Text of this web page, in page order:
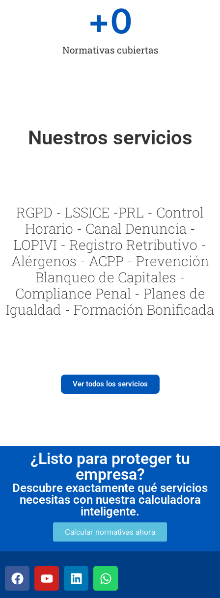
Normativas cubiertas
+0
Nuestros servicios
RGPD - LSSICE -PRL - Control
Horario - Canal Denuncia -
LOPIVI - Registro Retributivo -
Alérgenos - ACPP - Prevención
Blanqueo de Capitales -
Compliance Penal - Planes de
Igualdad - Formación Bonificada
Ver todos los servicios
¿Listo para proteger tu
empresa?
Descubre exactamente qué servicios
necesitas con nuestra calculadora
inteligente.
Calcular normativas ahora